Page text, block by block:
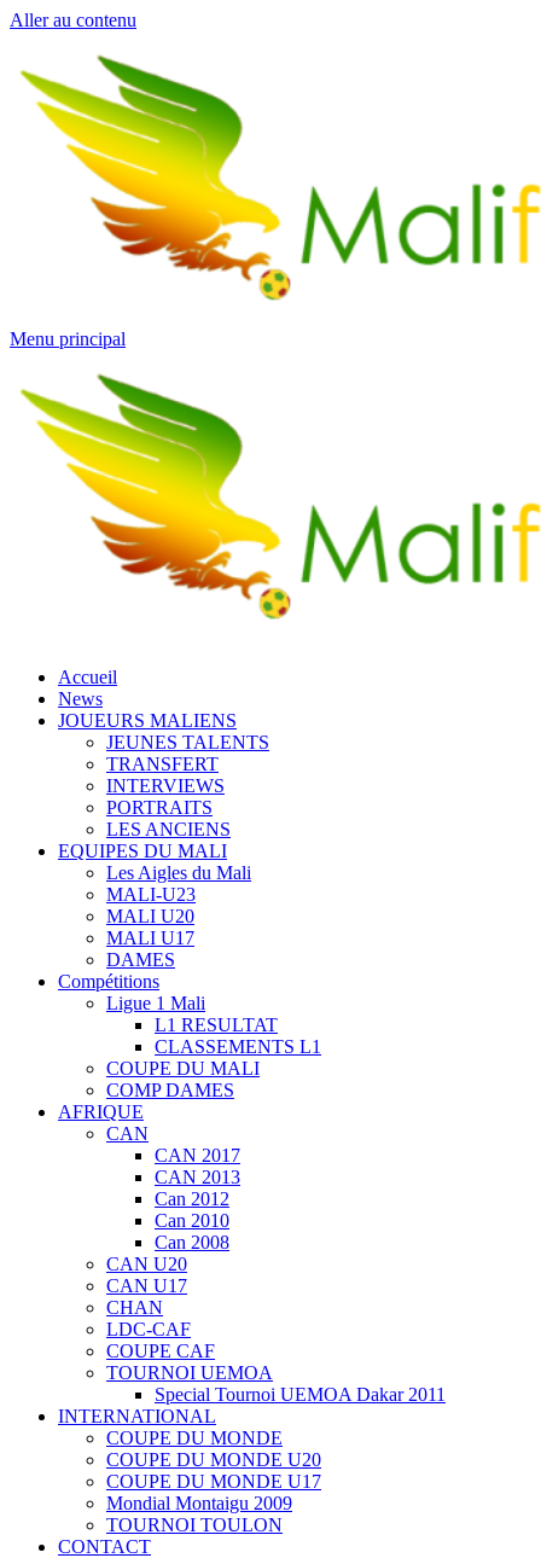
Aller au contenu
Menu principal
Accueil
News
JOUEURS MALIENS
JEUNES TALENTS
TRANSFERT
INTERVIEWS
PORTRAITS
LES ANCIENS
EQUIPES DU MALI
Les Aigles du Mali
MALI-U23
MALI U20
MALI U17
DAMES
Compétitions
Ligue 1 Mali
L1 RESULTAT
CLASSEMENTS L1
COUPE DU MALI
COMP DAMES
AFRIQUE
CAN
CAN 2017
CAN 2013
Can 2012
Can 2010
Can 2008
CAN U20
CAN U17
CHAN
LDC-CAF
COUPE CAF
TOURNOI UEMOA
Special Tournoi UEMOA Dakar 2011
INTERNATIONAL
COUPE DU MONDE
COUPE DU MONDE U20
COUPE DU MONDE U17
Mondial Montaigu 2009
TOURNOI TOULON
CONTACT